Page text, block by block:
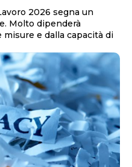
2026 segna un
Molto dipenderà
misure e dalla capacità di